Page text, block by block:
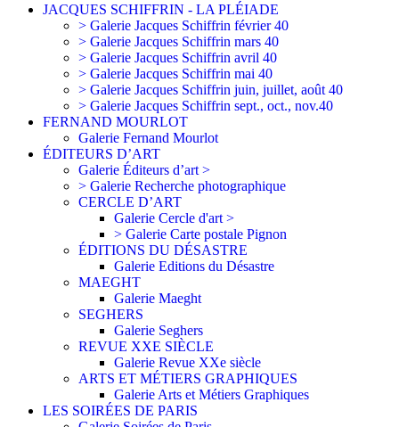
JACQUES SCHIFFRIN - LA PLÉIADE
> Galerie Jacques Schiffrin février 40
> Galerie Jacques Schiffrin mars 40
> Galerie Jacques Schiffrin avril 40
> Galerie Jacques Schiffrin mai 40
> Galerie Jacques Schiffrin juin, juillet, août 40
> Galerie Jacques Schiffrin sept., oct., nov.40
FERNAND MOURLOT
Galerie Fernand Mourlot
ÉDITEURS D’ART
Galerie Éditeurs d’art >
> Galerie Recherche photographique
CERCLE D’ART
Galerie Cercle d'art >
> Galerie Carte postale Pignon
ÉDITIONS DU DÉSASTRE
Galerie Editions du Désastre
MAEGHT
Galerie Maeght
SEGHERS
Galerie Seghers
REVUE XXE SIÈCLE
Galerie Revue XXe siècle
ARTS ET MÉTIERS GRAPHIQUES
Galerie Arts et Métiers Graphiques
LES SOIRÉES DE PARIS